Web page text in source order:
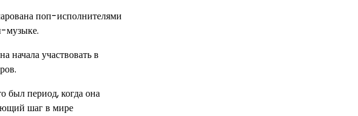
поп-исполнителями
музыке.
начала участвовать в
был период, когда она
шаг в мире